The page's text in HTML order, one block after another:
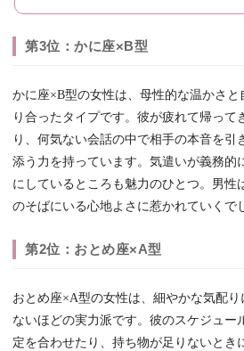
第3位：かに座×B型
かに座×B型の女性は、母性的な温かさ
り合ったタイプです。彼が疲れて帰って
り、何気ない会話の中で相手の本音を引
添う力を持っています。気遣いが義務的
にしているところも魅力のひとつ。男性
のそばにいる心地よさに惹かれていくで
第2位：おとめ座×A型
おとめ座×A型の女性は、細やかな気配
ないほどの実力派です。彼のスケジュー
定を合わせたり、持ち物が足りないとき